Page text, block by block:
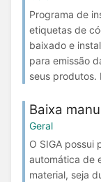
Programa de
etiquetas de
baixado e
para emissão
seus produtos.
Baixa
Geral
O SIGA possui
automática de
material, seja